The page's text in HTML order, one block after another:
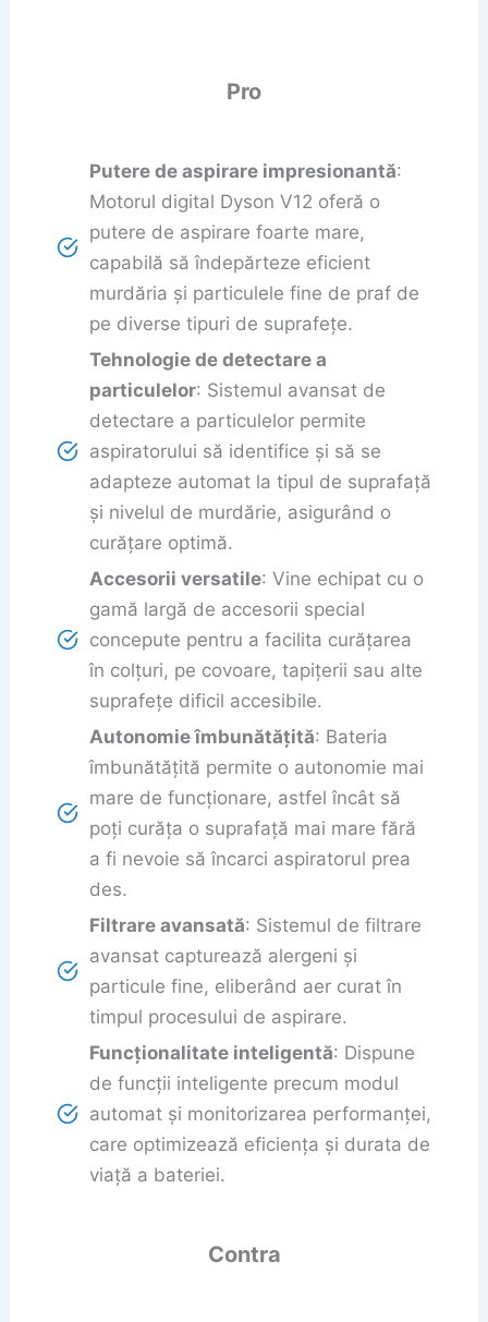
Pro
Putere de aspirare impresionantă:
Motorul digital Dyson V12 oferă o
putere de aspirare foarte mare,
capabilă să îndepărteze eficient
murdăria și particulele fine de praf de
pe diverse tipuri de suprafețe.
Tehnologie de detectare a
particulelor: Sistemul avansat de
detectare a particulelor permite
aspiratorului să identifice și să se
adapteze automat la tipul de suprafață
și nivelul de murdărie, asigurând o
curățare optimă.
Accesorii versatile: Vine echipat cu o
gamă largă de accesorii special
concepute pentru a facilita curățarea
în colțuri, pe covoare, tapițerii sau alte
suprafețe dificil accesibile.
Autonomie îmbunătățită: Bateria
îmbunătățită permite o autonomie mai
mare de funcționare, astfel încât să
poți curăța o suprafață mai mare fără
a fi nevoie să încarci aspiratorul prea
des.
Filtrare avansată: Sistemul de filtrare
avansat capturează alergeni și
particule fine, eliberând aer curat în
timpul procesului de aspirare.
Funcționalitate inteligentă: Dispune
de funcții inteligente precum modul
automat și monitorizarea performanței,
care optimizează eficiența și durata de
viață a bateriei.
Contra